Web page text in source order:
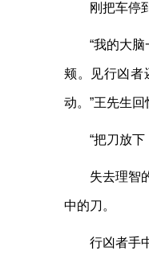
刚把车停
“我的大
颊。见行凶者
动。”王先生
“把刀放
失去理智
中的刀。
行凶者手